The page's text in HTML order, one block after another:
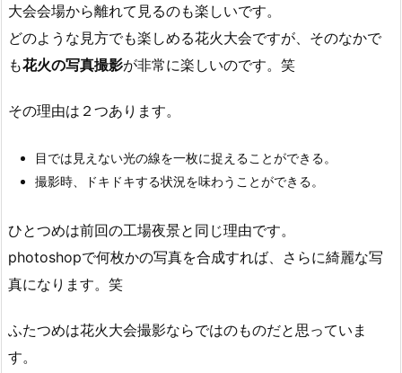
大会会場から離れて見るのも楽しいです。
どのような見方でも楽しめる花火大会ですが、そのなかで
も花火の写真撮影が非常に楽しいのです。笑
その理由は２つあります。
目では見えない光の線を一枚に捉えることができる。
撮影時、ドキドキする状況を味わうことができる。
ひとつめは前回の工場夜景と同じ理由です。
photoshopで何枚かの写真を合成すれば、さらに綺麗な写
真になります。笑
ふたつめは花火大会撮影ならではのものだと思っていま
す。